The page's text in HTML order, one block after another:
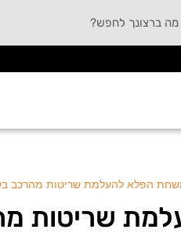
הפלא להעלמת שריטות מהרכב
שריטות